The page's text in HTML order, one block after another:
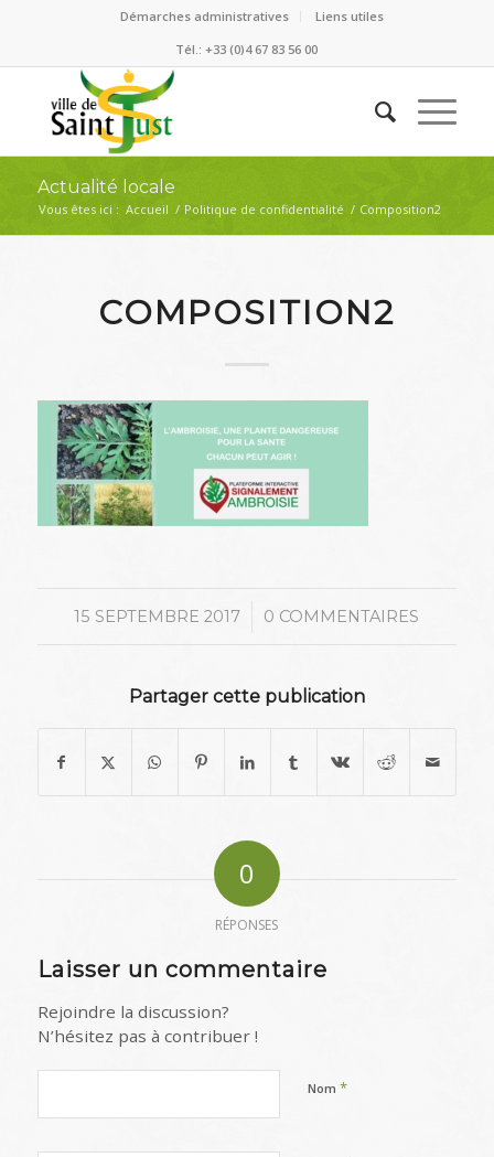
Démarches administratives
Liens utiles
Tél.: +33 (0)4 67 83 56 00
Actualité locale
Vous êtes ici : Accueil / Politique de confidentialité / Composition2
COMPOSITION2
15 SEPTEMBRE 2017
/ 0 COMMENTAIRES
Partager cette publication
0
RÉPONSES
Laisser un commentaire
Rejoindre la discussion?
N’hésitez pas à contribuer !
Nom *